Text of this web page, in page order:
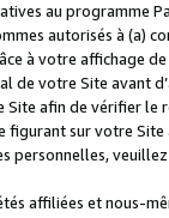
au programme
autorisés à
à votre affichage
de votre Site avant
Site afin de vérifier
sur votre
personnelles,
affiliées et nous-